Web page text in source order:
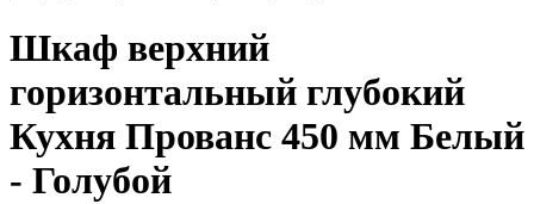
Шкаф верхний
горизонтальный глубокий
Кухня Прованс 450 мм Белый
- Голубой